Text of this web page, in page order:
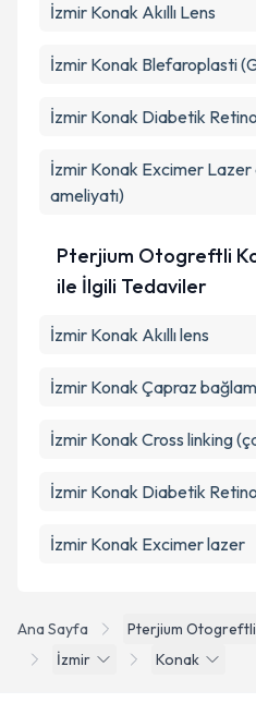
Ana Sayfa
Pterjium
İzmir
Konak
İzmir Konak Akıllı Lens
İzmir Konak Blefaroplasti
İzmir Konak Diabetik
İzmir Konak Excimer
ameliyatı)
Pterjium Otogreftli
ile İlgili Tedaviler
İzmir Konak Akıllı lens
İzmir Konak Çapraz
İzmir Konak Cross linking
İzmir Konak Diabetik
İzmir Konak Excimer lazer